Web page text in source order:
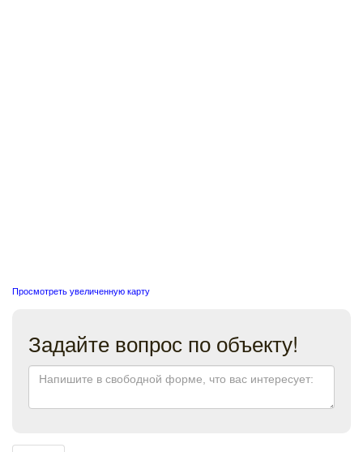
Просмотреть увеличенную карту
Задайте вопрос по объекту!